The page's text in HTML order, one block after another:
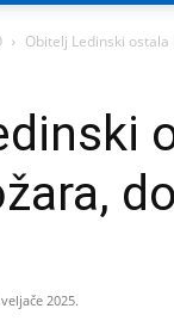
Obitelj Ledinski
2025.